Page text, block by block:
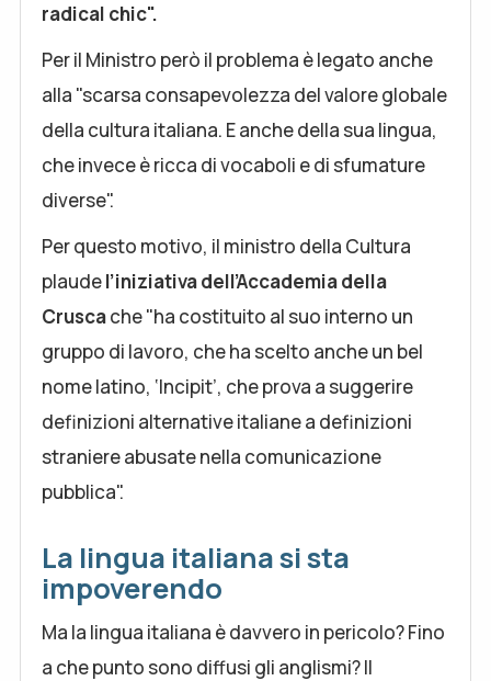
radical chic".
Per il Ministro però il problema è legato anche
alla "scarsa consapevolezza del valore globale
della cultura italiana. E anche della sua lingua,
che invece è ricca di vocaboli e di sfumature
diverse".
Per questo motivo, il ministro della Cultura
plaudel’iniziativa dell’Accademia della
Cruscache "ha costituito al suo interno un
gruppo di lavoro, che ha scelto anche un bel
nome latino, ‘Incipit’, che prova a suggerire
definizioni alternative italiane a definizioni
straniere abusate nella comunicazione
pubblica".
La lingua italiana si sta
impoverendo
Ma la lingua italiana è davvero in pericolo? Fino
a che punto sono diffusi gli anglismi? Il